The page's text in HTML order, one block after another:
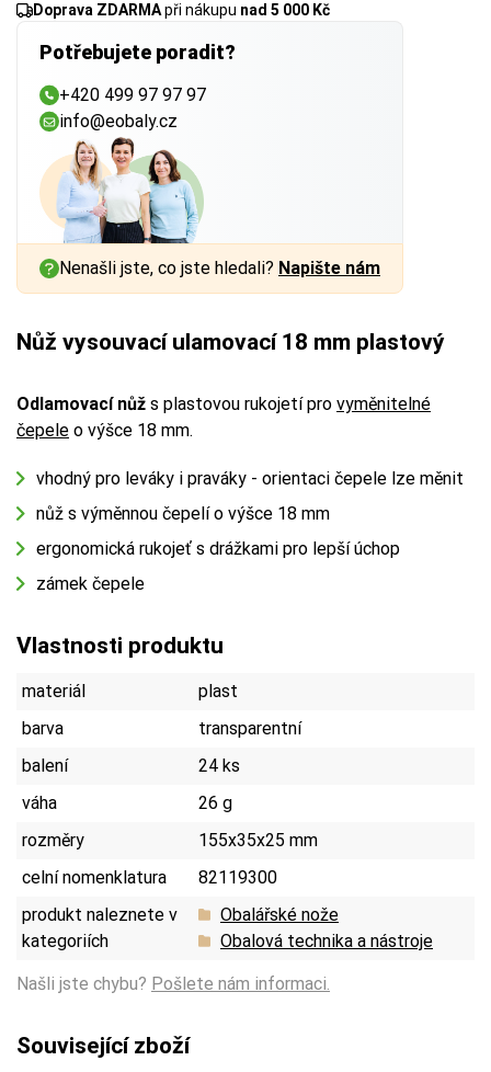
Doprava ZDARMApři nákupu nad 5 000 Kč
Potřebujete poradit?
+420 499 97 97 97
info@eobaly.cz
Nenašli jste, co jste hledali? Napište nám
Nůž vysouvací ulamovací 18 mm plastový
Odlamovací nůž s plastovou rukojetí pro vyměnitelné
čepele o výšce 18 mm.
vhodný pro leváky i praváky - orientaci čepele lze měnit
nůž s výměnnou čepelí o výšce 18 mm
ergonomická rukojeť s drážkami pro lepší úchop
zámek čepele
Vlastnosti produktu
materiál
plast
barva
transparentní
balení
24 ks
váha
26 g
rozměry
155x35x25 mm
celní nomenklatura
82119300
produkt naleznete v
kategoriích
Obalářské nože
Obalová technika a nástroje
Našli jste chybu? Pošlete nám informaci.
Související zboží